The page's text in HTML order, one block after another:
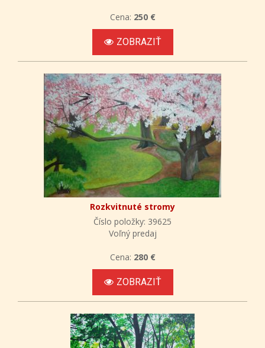
Cena: 250 €
ZOBRAZIŤ
Rozkvitnuté stromy
Číslo položky: 39625
Voľný predaj
Cena: 280 €
ZOBRAZIŤ